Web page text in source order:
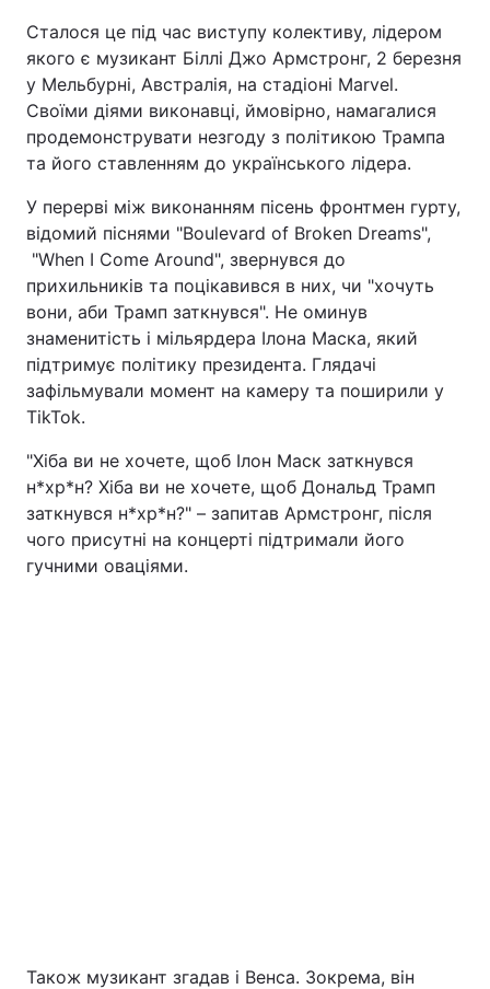
Зброя Інциденти
Здоров'я Туризм
Цікавинки Погода
Відео з Youtube Статті
Інтерв'ю Думки
Архів Вакансії
Контакти
ПОСЛУГИ
Реклама на сайті Фотобанк
Моніторинг
Сталося це під час виступу колективу, лідером
якого є музикант Біллі Джо Армстронг, 2 березня
у Мельбурні, Австралія, на стадіоні Marvel.
Своїми діями виконавці, ймовірно, намагалися
продемонструвати незгоду з політикою Трампа
та його ставленням до українського лідера.
У перерві між виконанням пісень фронтмен гурту,
відомий піснями "Boulevard of Broken Dreams",
"When I Come Around", звернувся до
прихильників та поцікавився в них, чи "хочуть
вони, аби Трамп заткнувся". Не оминув
знаменитість і мільярдера Ілона Маска, який
підтримує політику президента. Глядачі
зафільмували момент на камеру та поширили у
TikTok.
"Хіба ви не хочете, щоб Ілон Маск заткнувся
н*хр*н? Хіба ви не хочете, щоб Дональд Трамп
заткнувся н*хр*н?" – запитав Армстронг, після
чого присутні на концерті підтримали його
гучними оваціями.
Також музикант згадав і Венса. Зокрема, він